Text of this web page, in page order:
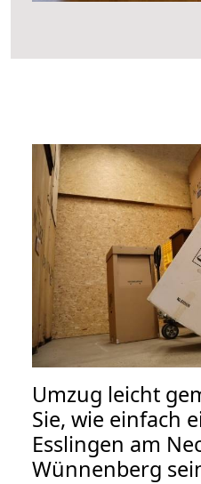
Umzug leicht
Sie, wie einfach
Esslingen am
Wünnenberg